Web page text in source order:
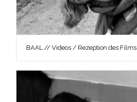
BAAL // Videos / Rezeption des Films